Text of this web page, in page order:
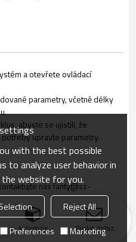
a otevřete ovládací
parametry, včetně délky
abyste se ujistili, že
upravte parametry.
nás fanty@sz-
kategorie Poslat dotaz
with the best possible
to analyze user behavior in
website for you.
Reject All
Preferences Marketing